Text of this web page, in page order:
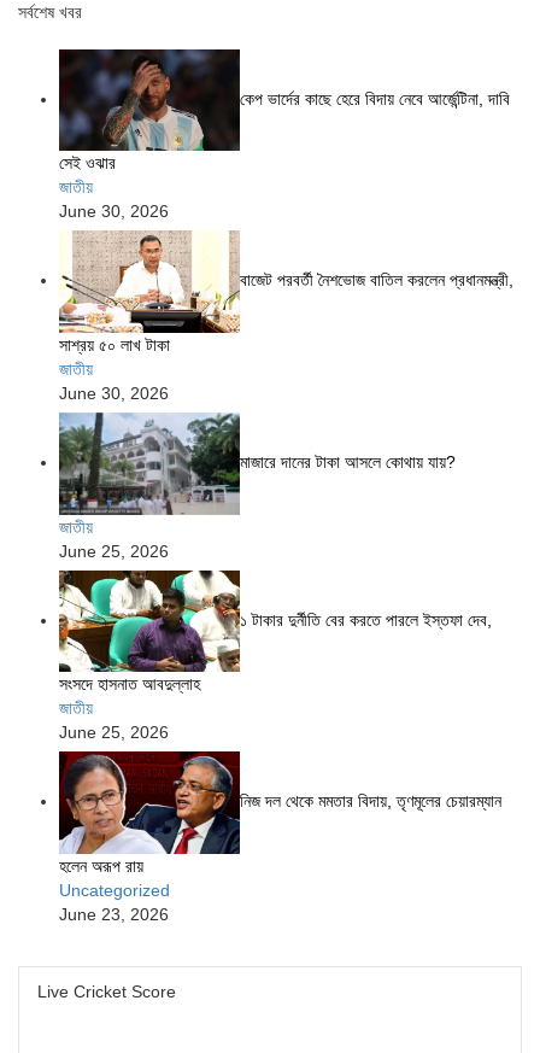
সর্বশেষ খবর
কেপ ভার্দের কাছে হেরে বিদায় নেবে আর্জেন্টিনা, দাবি
সেই ওঝার
জাতীয়
June 30, 2026
বাজেট পরবর্তী নৈশভোজ বাতিল করলেন প্রধানমন্ত্রী,
সাশ্রয় ৫০ লাখ টাকা
জাতীয়
June 30, 2026
মাজারে দানের টাকা আসলে কোথায় যায়?
জাতীয়
June 25, 2026
১ টাকার দুর্নীতি বের করতে পারলে ইস্তফা দেব,
সংসদে হাসনাত আবদুল্লাহ
জাতীয়
June 25, 2026
নিজ দল থেকে মমতার বিদায়, তৃণমূলের চেয়ারম্যান
হলেন অরূপ রায়
Uncategorized
June 23, 2026
Live Cricket Score